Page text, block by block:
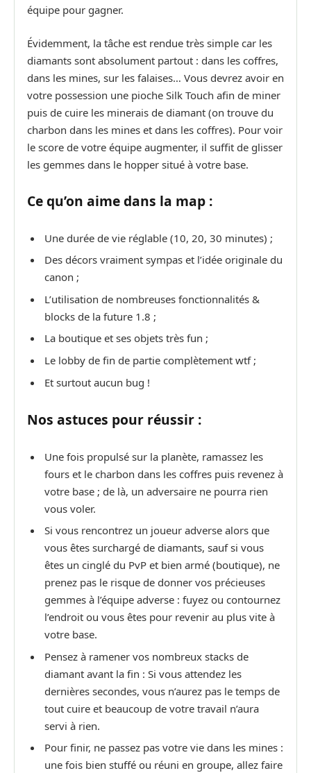
équipe pour gagner.
Évidemment, la tâche est rendue très simple car les
diamants sont absolument partout : dans les coffres,
dans les mines, sur les falaises… Vous devrez avoir en
votre possession une pioche Silk Touch afin de miner
puis de cuire les minerais de diamant (on trouve du
charbon dans les mines et dans les coffres). Pour voir
le score de votre équipe augmenter, il suffit de glisser
les gemmes dans le hopper situé à votre base.
Ce qu’on aime dans la map :
Une durée de vie réglable (10, 20, 30 minutes) ;
Des décors vraiment sympas et l’idée originale du
canon ;
L’utilisation de nombreuses fonctionnalités &
blocks de la future 1.8 ;
La boutique et ses objets très fun ;
Le lobby de fin de partie complètement wtf ;
Et surtout aucun bug !
Nos astuces pour réussir :
Une fois propulsé sur la planète, ramassez les
fours et le charbon dans les coffres puis revenez à
votre base ; de là, un adversaire ne pourra rien
vous voler.
Si vous rencontrez un joueur adverse alors que
vous êtes surchargé de diamants, sauf si vous
êtes un cinglé du PvP et bien armé (boutique), ne
prenez pas le risque de donner vos précieuses
gemmes à l’équipe adverse : fuyez ou contournez
l’endroit ou vous êtes pour revenir au plus vite à
votre base.
Pensez à ramener vos nombreux stacks de
diamant avant la fin : Si vous attendez les
dernières secondes, vous n’aurez pas le temps de
tout cuire et beaucoup de votre travail n’aura
servi à rien.
Pour finir, ne passez pas votre vie dans les mines :
une fois bien stuffé ou réuni en groupe, allez faire